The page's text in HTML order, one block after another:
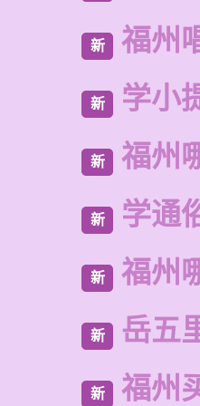
新 福州
新 学小
新 福州
新 学通
新 福州
新 岳五
新 福州